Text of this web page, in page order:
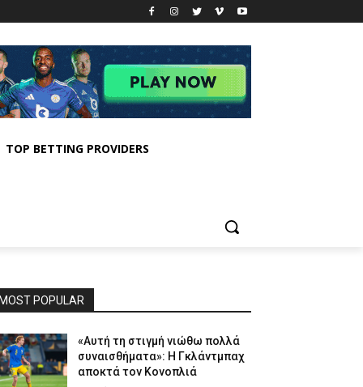
TOP BETTING PROVIDERS
MOST POPULAR
«Αυτή τη στιγμή νιώθω πολλά
συναισθήματα»: Η Γκλάντμπαχ
αποκτά τον Κονοπλιά